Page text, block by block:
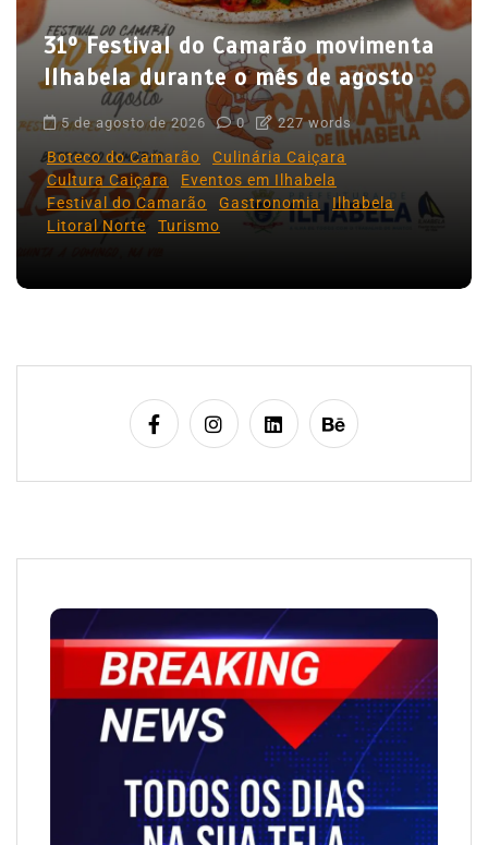
s
31º Festival do Camarão movimenta
Ilhabela durante o mês de agosto
5 de agosto de 2026 0 227 words
Boteco do Camarão
Culinária Caiçara
Cultura Caiçara
Eventos em Ilhabela
Festival do Camarão
Gastronomia
Ilhabela
Litoral Norte
Turismo